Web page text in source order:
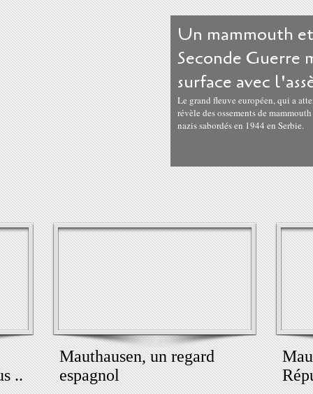
Un mammouth
Seconde Guerre
surface avec
Le grand fleuve européen, qui a
révèle des ossements de
nazis sabordés en 1944 en Serbie.
..
Mauthausen, un regard
espagnol